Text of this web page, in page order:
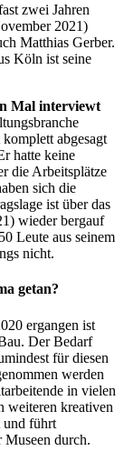
zwei Jahren
2021)
Matthias Gerber.
Köln ist seine
Mal interviewt
abgesagt
hatte keine
die Arbeitsplätze
sich die
ist über das
wieder bergauf
Leute aus seinem
nicht.
getan?
ergangen ist
Der Bedarf
für diesen
werden
in vielen
weiteren kreativen
und führt
durch.